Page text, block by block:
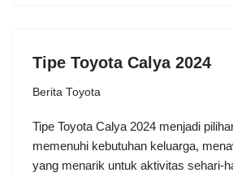
Tipe Toyota Calya 2024
Berita Toyota
Tipe Toyota Calya 2024 menjadi
memenuhi kebutuhan keluarga,
yang menarik untuk aktivitas sehari-